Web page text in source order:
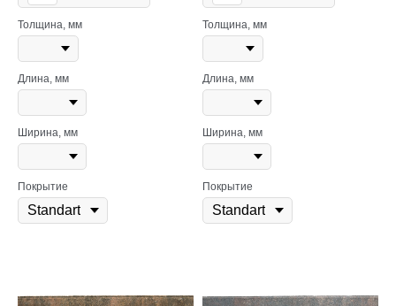
Толщина, мм
Длина, мм
Ширина, мм
Покрытие
Толщина, мм
Длина, мм
Ширина, мм
Покрытие